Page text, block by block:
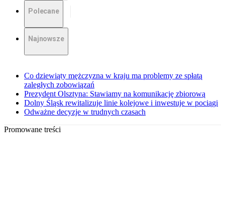
Polecane
Najnowsze
Co dziewiąty mężczyzna w kraju ma problemy ze spłatą
zaległych zobowiązań
Prezydent Olsztyna: Stawiamy na komunikację zbiorową
Dolny Śląsk rewitalizuje linie kolejowe i inwestuje w pociągi
Odważne decyzje w trudnych czasach
Promowane treści